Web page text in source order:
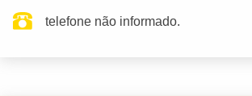
telefone não informado.